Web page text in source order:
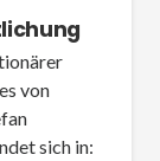
von
sich in: